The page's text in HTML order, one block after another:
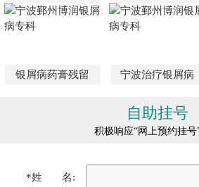
银屑病药膏残留 宁波治疗银屑病
自助挂号
积极响应“网上预约挂号
*姓 名: